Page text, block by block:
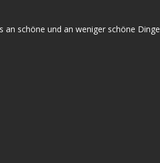
an schöne und an weniger schöne Dinge